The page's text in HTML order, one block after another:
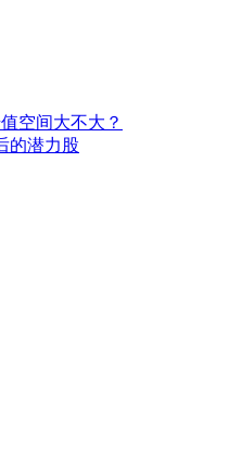
空间大不大？
的潜力股